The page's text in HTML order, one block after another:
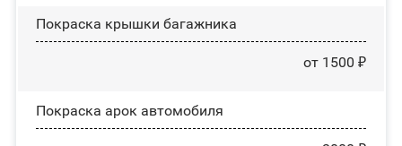
Покраска крышки багажника
от 1500 ₽
Покраска арок автомобиля